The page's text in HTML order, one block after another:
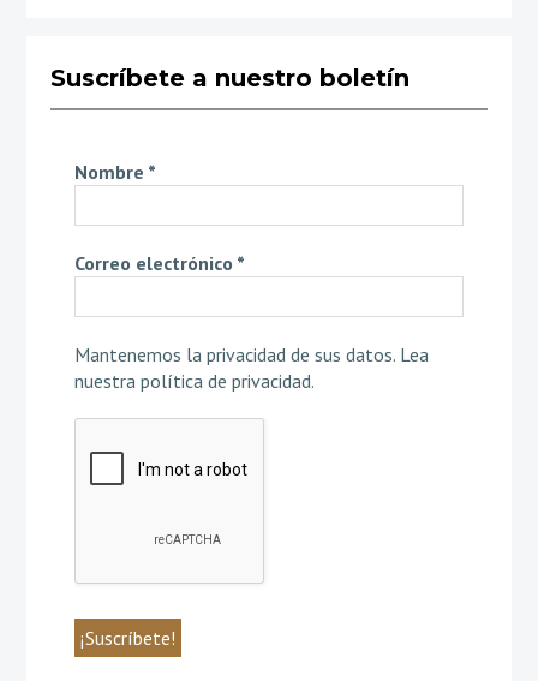
Suscríbete a nuestro boletín
Nombre *
Correo electrónico *
Mantenemos la privacidad de sus datos. Lea
nuestra política de privacidad.